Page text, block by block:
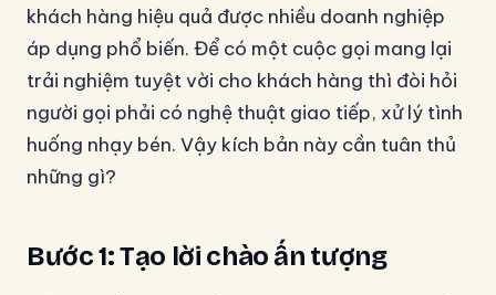
khách hàng hiệu quả được nhiều doanh nghiệp
áp dụng phổ biến. Để có một cuộc gọi mang lại
trải nghiệm tuyệt vời cho khách hàng thì đòi hỏi
người gọi phải có nghệ thuật giao tiếp, xử lý tình
huống nhạy bén. Vậy kích bản này cần tuân thủ
những gì?
Bước 1: Tạo lời chào ấn tượng